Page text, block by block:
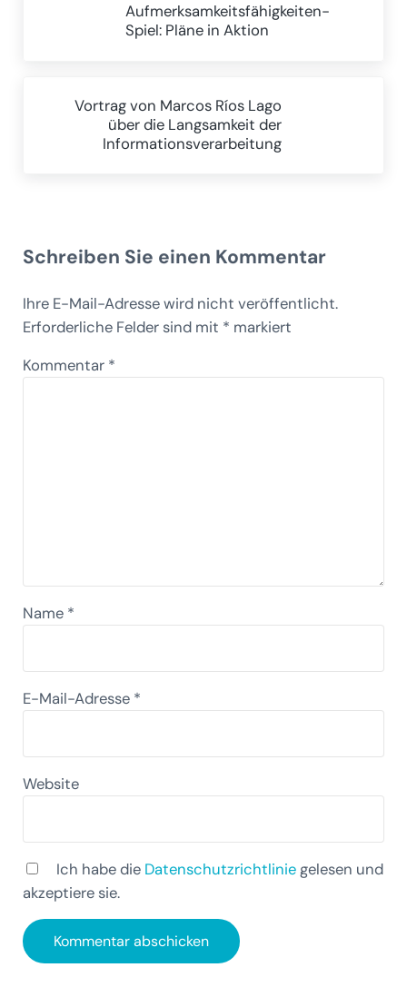
Aufmerksamkeitsfähigkeiten-
Spiel: Pläne in Aktion
Vortrag von Marcos Ríos Lago
über die Langsamkeit der
Informationsverarbeitung
Schreiben Sie einen Kommentar
Ihre E-Mail-Adresse wird nicht veröffentlicht.
Erforderliche Felder sind mit * markiert
Kommentar *
Name *
E-Mail-Adresse *
Website
Ich habe die Datenschutzrichtliniegelesen und
akzeptiere sie.